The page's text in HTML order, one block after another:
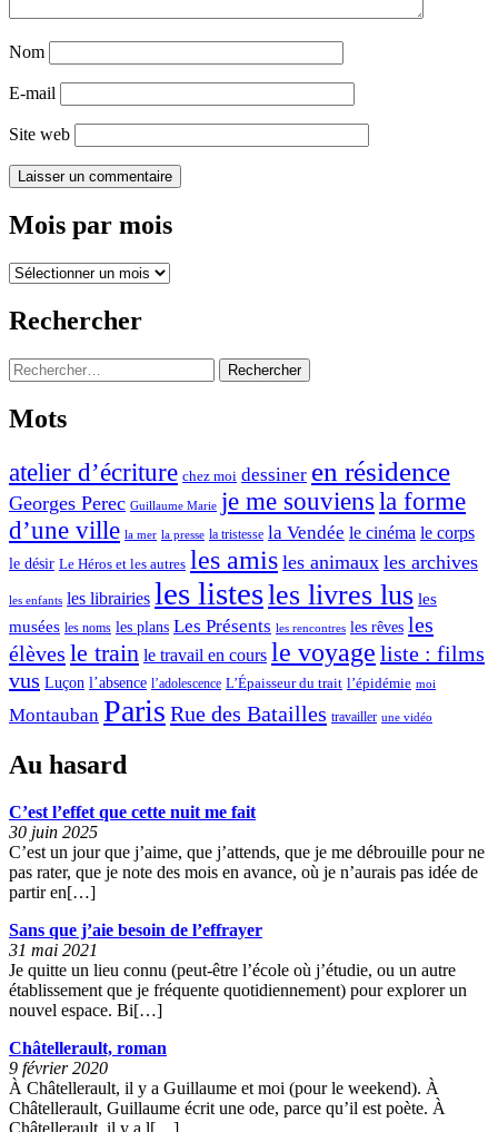
Nom
E-mail
Site web
Mois par mois
Mois
mois
Rechercher
Rechercher :
Mots
atelier d’écriture chez moi dessiner en résidence
Georges Perec Guillaume Marie je me souviens la forme
d’une ville la mer la presse la tristesse la Vendée le cinéma le corps
le désir Le Héros et les autres les amis les animaux les archives
les enfants les librairies les listesles livres lus les
musées les noms les plans Les Présents les rencontres les rêves les
élèves le train le travail en cours le voyage liste : films
vus Luçon l’absence l’adolescence L’Épaisseur du trait l’épidémie moi
Montauban Paris Rue des Batailles travailler une vidéo
Au hasard
C’est l’effet que cette nuit me fait
30 juin 2025
C’est un jour que j’aime, que j’attends, que je me débrouille pour ne
pas rater, que je note des mois en avance, où je n’aurais pas idée de
partir en[…]
Sans que j’aie besoin de l’effrayer
31 mai 2021
Je quitte un lieu connu (peut-être l’école où j’étudie, ou un autre
établissement que je fréquente quotidiennement) pour explorer un
nouvel espace. Bi[…]
Châtellerault, roman
9 février 2020
À Châtellerault, il y a Guillaume et moi (pour le weekend). À
Châtellerault, Guillaume écrit une ode, parce qu’il est poète. À